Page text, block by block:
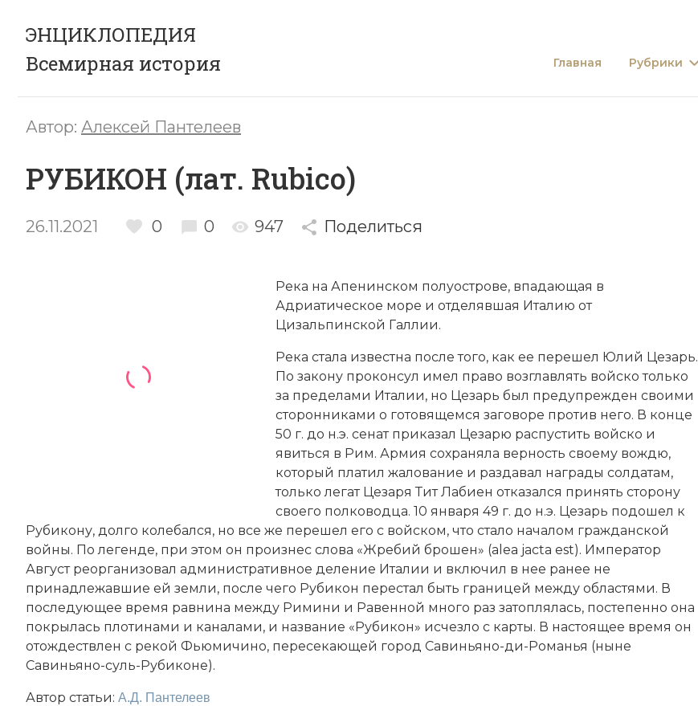
ЭНЦИКЛОПЕДИЯ
Всемирная история
Главная Рубрики
Автор: Алексей Пантелеев
РУБИКОН (лат. Rubico)
26.11.2021 0 0 947 Поделиться
Река на Апенинском полуострове, впадающая в
Адриатическое море и отделявшая Италию от
Цизальпинской Галлии.
Река стала известна после того, как ее перешел Юлий Цезарь.
По закону проконсул имел право возглавлять войско только
за пределами Италии, но Цезарь был предупрежден своими
сторонниками о готовящемся заговоре против него. В конце
50 г. до н.э. сенат приказал Цезарю распустить войско и
явиться в Рим. Армия сохраняла верность своему вождю,
который платил жалование и раздавал награды солдатам,
только легат Цезаря Тит Лабиен отказался принять сторону
своего полководца. 10 января 49 г. до н.э. Цезарь подошел к
Рубикону, долго колебался, но все же перешел его с войском, что стало началом гражданской
войны. По легенде, при этом он произнес слова «Жребий брошен» (alea jacta est). Император
Август реорганизовал административное деление Италии и включил в нее ранее не
принадлежавшие ей земли, после чего Рубикон перестал быть границей между областями. В
последующее время равнина между Римини и Равенной много раз затоплялась, постепенно она
покрылась плотинами и каналами, и название «Рубикон» исчезло с карты. В настоящее время он
отождествлен с рекой Фьюмичино, пересекающей город Савиньяно-ди-Романья (ныне
Савиньяно-суль-Рубиконе).
Автор статьи: А.Д. Пантелеев